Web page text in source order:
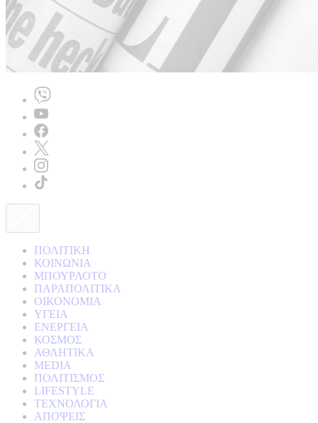
ΠΟΛΙΤΙΚΗ
ΚΟΙΝΩΝΙΑ
ΜΠΟΥΡΛΟΤΟ
ΠΑΡΑΠΟΛΙΤΙΚΑ
ΟΙΚΟΝΟΜΙΑ
ΥΓΕΙΑ
ΕΝΕΡΓΕΙΑ
ΚΟΣΜΟΣ
ΑΘΛΗΤΙΚΑ
MEDIA
ΠΟΛΙΤΙΣΜΟΣ
LIFESTYLE
ΤΕΧΝΟΛΟΓΙΑ
ΑΠΟΨΕΙΣ